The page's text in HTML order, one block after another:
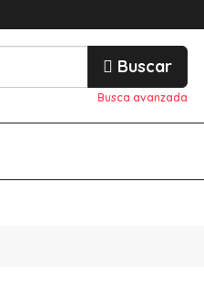
Buscar
Busca avanzada